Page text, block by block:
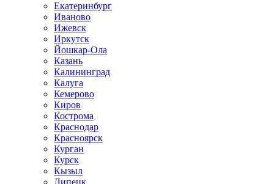
Екатеринбург
Иваново
Ижевск
Иркутск
Йошкар-Ола
Казань
Калининград
Калуга
Кемерово
Киров
Кострома
Краснодар
Красноярск
Курган
Курск
Кызыл
Липецк